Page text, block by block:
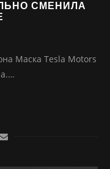
СМЕНИЛА
Маска Tesla Motors